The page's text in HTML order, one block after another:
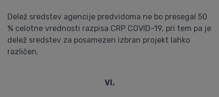
Delež sredstev agencije predvidoma ne bo presegal 50
% celotne vrednosti razpisa CRP COVID-19, pri tem pa je
delež sredstev za posamezen izbran projekt lahko
različen.
VI.